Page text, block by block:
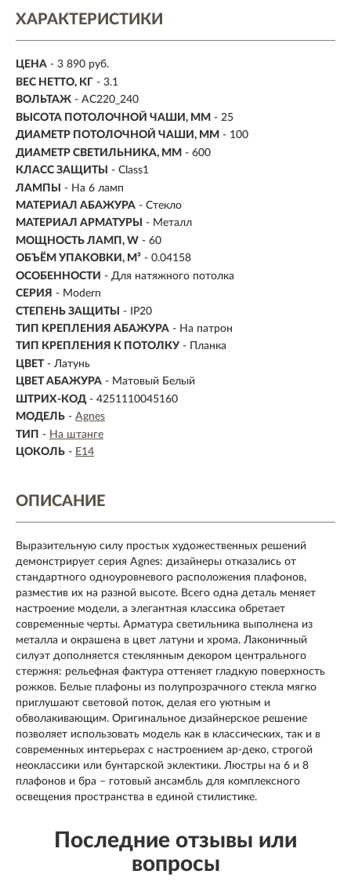
ХАРАКТЕРИСТИКИ
ЦЕНА - 3 890 руб.
ВЕС НЕТТО, КГ - 3.1
ВОЛЬТАЖ - AC220_240
ВЫСОТА ПОТОЛОЧНОЙ ЧАШИ, ММ - 25
ДИАМЕТР ПОТОЛОЧНОЙ ЧАШИ, ММ - 100
ДИАМЕТР СВЕТИЛЬНИКА, ММ - 600
КЛАСС ЗАЩИТЫ
- Class1
ЛАМПЫ
- На 6 ламп
МАТЕРИАЛ АБАЖУРА - Стекло
МАТЕРИАЛ АРМАТУРЫ
- Металл
МОЩНОСТЬ ЛАМП, W - 60
ОБЪЁМ УПАКОВКИ, М³ - 0.04158
ОСОБЕННОСТИ - Для натяжного потолка
СЕРИЯ - Modern
СТЕПЕНЬ ЗАЩИТЫ
- IP20
ТИП КРЕПЛЕНИЯ АБАЖУРА - На патрон
ТИП КРЕПЛЕНИЯ К ПОТОЛКУ - Планка
ЦВЕТ - Латунь
ЦВЕТ АБАЖУРА - Матовый Белый
ШТРИХ-КОД - 4251110045160
МОДЕЛЬ - Agnes
ТИП - На штанге
ЦОКОЛЬ - E14
ОПИСАНИЕ
Выразительную силу простых художественных решений
демонстрирует серия Agnes: дизайнеры отказались от
стандартного одноуровневого расположения плафонов,
разместив их на разной высоте. Всего одна деталь меняет
настроение модели, а элегантная классика обретает
современные черты. Арматура светильника выполнена из
металла и окрашена в цвет латуни и хрома. Лаконичный
силуэт дополняется стеклянным декором центрального
стержня: рельефная фактура оттеняет гладкую поверхность
рожков. Белые плафоны из полупрозрачного стекла мягко
приглушают световой поток, делая его уютным и
обволакивающим. Оригинальное дизайнерское решение
позволяет использовать модель как в классических, так и в
современных интерьерах с настроением ар-деко, строгой
неоклассики или бунтарской эклектики. Люстры на 6 и 8
плафонов и бра – готовый ансамбль для комплексного
освещения пространства в единой стилистике.
Последние отзывы или
вопросы